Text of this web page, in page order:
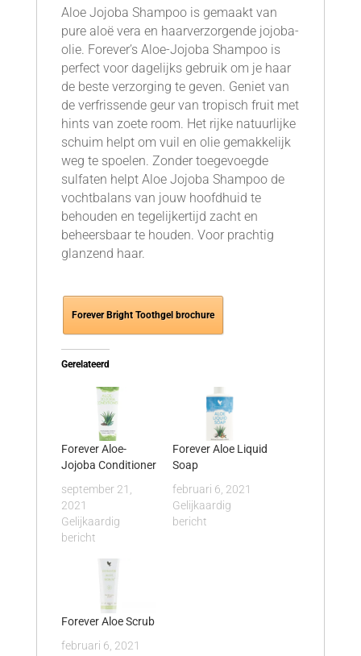
Aloe Jojoba Shampoo is gemaakt van
pure aloë vera en haarverzorgende jojoba-
olie. Forever’s Aloe-Jojoba Shampoo is
perfect voor dagelijks gebruik om je haar
de beste verzorging te geven. Geniet van
de verfrissende geur van tropisch fruit met
hints van zoete room. Het rijke natuurlijke
schuim helpt om vuil en olie gemakkelijk
weg te spoelen. Zonder toegevoegde
sulfaten helpt Aloe Jojoba Shampoo de
vochtbalans van jouw hoofdhuid te
behouden en tegelijkertijd zacht en
beheersbaar te houden. Voor prachtig
glanzend haar.
Forever Bright Toothgel brochure
Gerelateerd
Forever Aloe-
Jojoba Conditioner
september 21,
2021
Gelijkaardig
bericht
Forever Aloe Liquid
Soap
februari 6, 2021
Gelijkaardig
bericht
Forever Aloe Scrub
februari 6, 2021